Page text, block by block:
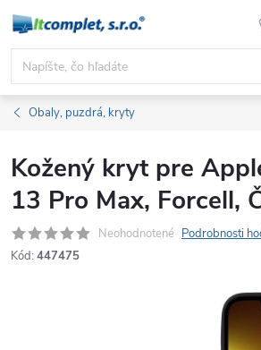
Prejsť
obsah
Obaly, puzdrá, kryty
Kožený kryt pre
13 Pro Max, Forcell,
Neohodnotené Podrobnosti
Kód: 447475